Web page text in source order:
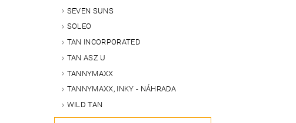
SEVEN SUNS
SOLEO
TAN INCORPORATED
TAN ASZ U
TANNYMAXX
TANNYMAXX, INKY - NÁHRADA
WILD TAN